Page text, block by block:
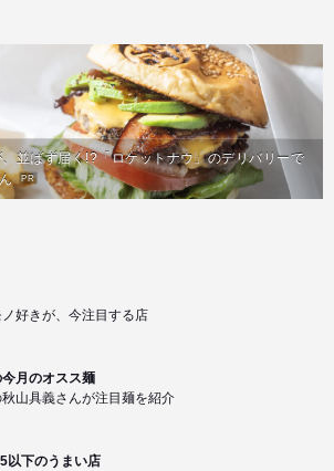
並ばず届く!?「ロケットナウ」のデリバリーで
PR
好きが、今注目する店
月のオスス麺
山具義さんが注目麺を紹介
以下のうまい店